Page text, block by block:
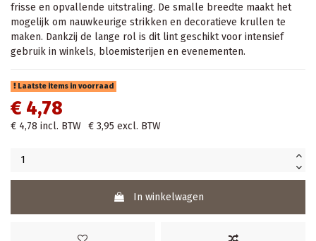
frisse en opvallende uitstraling. De smalle breedte maakt het
mogelijk om nauwkeurige strikken en decoratieve krullen te
maken. Dankzij de lange rol is dit lint geschikt voor intensief
gebruik in winkels, bloemisterijen en evenementen.
Laatste items in voorraad
€ 4,78
€ 4,78 incl. BTW € 3,95 excl. BTW
In winkelwagen